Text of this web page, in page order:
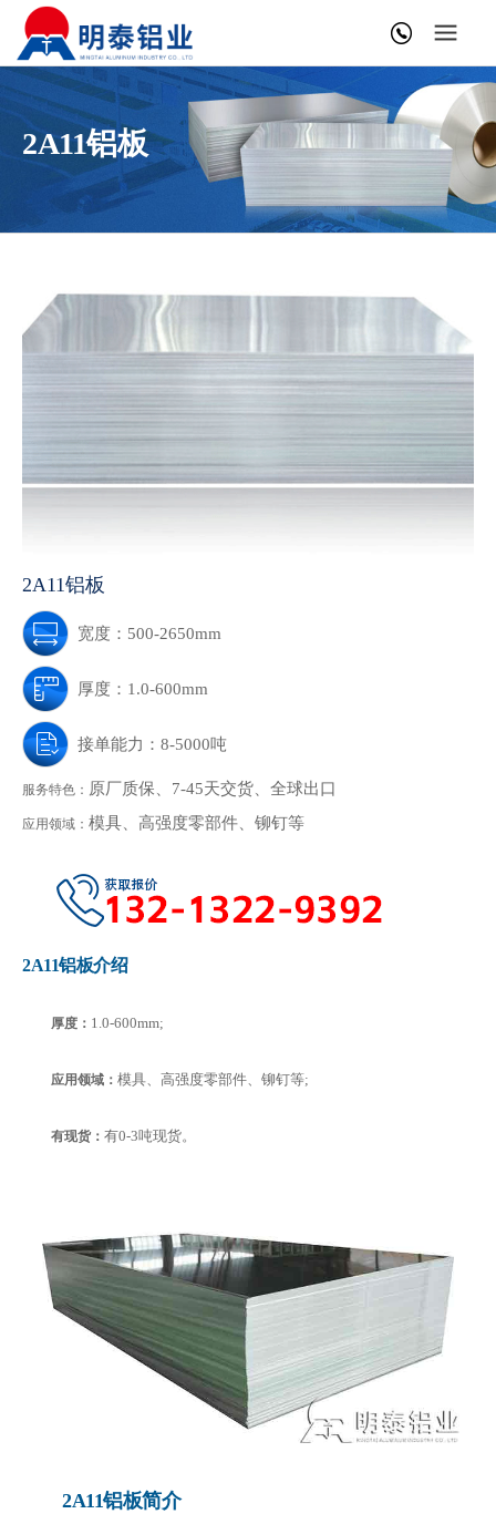
2A11铝板
2A11铝板
宽度：500-2650mm
厚度：1.0-600mm
接单能力：8-5000吨
服务特色： 原厂质保、7-45天交货、全球出口
应用领域： 模具、高强度零部件、铆钉等
2A11铝板介绍
厚度： 1.0-600mm;
应用领域： 模具、高强度零部件、铆钉等;
有现货： 有0-3吨现货。
2A11铝板简介